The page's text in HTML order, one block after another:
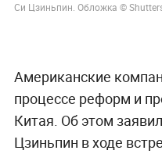
Си Цзиньпин. Обложка ©
Американские
процессе реформ и
Китая. Об этом
Цзиньпин в ходе